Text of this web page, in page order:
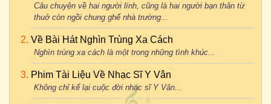
Câu chuyện về hai người lính, cũng là hai người bạn thân từ
thuở còn ngồi chung ghế nhà trường...
Về Bài Hát Nghìn Trùng Xa Cách
Nghìn trùng xa cách là một trong những tình khúc...
Phim Tài Liệu Về Nhạc Sĩ Y Vân
Không chỉ kể lại cuộc đời nhạc sĩ Y Vân...